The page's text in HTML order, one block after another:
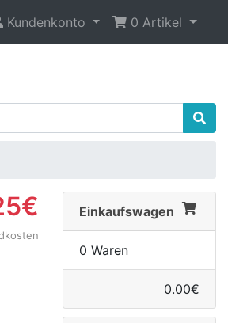
Kundenkonto 0 Artikel
Einkaufswagen
0 Waren
0.00€